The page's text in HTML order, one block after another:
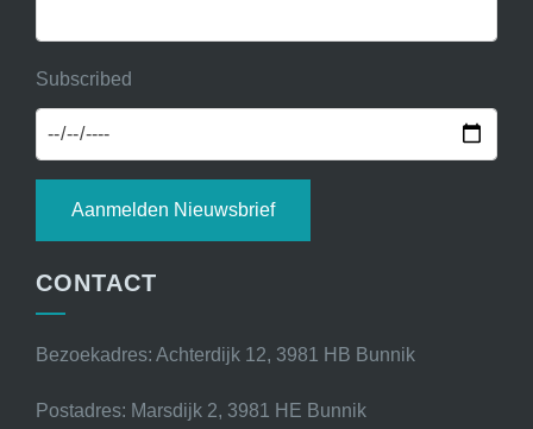
Subscribed
Aanmelden Nieuwsbrief
CONTACT
Bezoekadres: Achterdijk 12, 3981 HB Bunnik
Postadres: Marsdijk 2, 3981 HE Bunnik